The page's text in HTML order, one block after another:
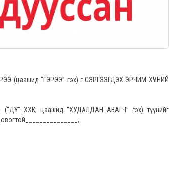
“ГЭРЭЭ” гэх)-г СЭРГЭЭГДЭХ ЭРЧИМ ХҮЧНИЙ
ХХК, цаашид “ХУДАЛДАН АВАГЧ” гэх) түүнийг